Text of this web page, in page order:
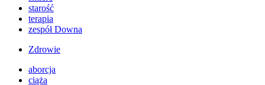
starość
terapia
zespół Downa
Zdrowie
aborcja
ciąża